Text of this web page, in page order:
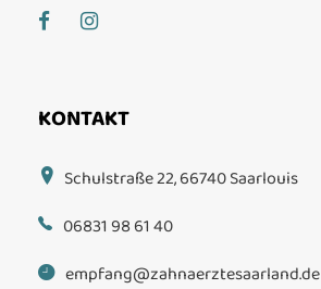
KONTAKT
Schulstraße 22, 66740 Saarlouis
06831 98 61 40
empfang@zahnaerztesaarland.de